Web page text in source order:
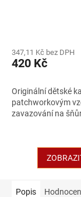
347,11 Kč bez DPH
420 Kč
Originální dětské
patchworkovým
zavazování na
Popis